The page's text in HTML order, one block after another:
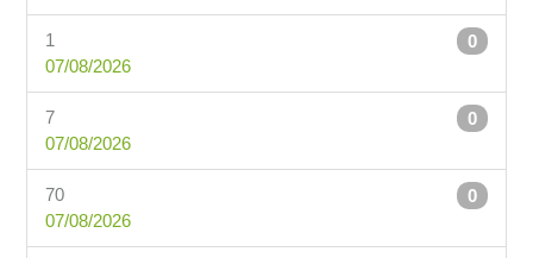
0
1
07/08/2026
0
7
07/08/2026
0
70
07/08/2026